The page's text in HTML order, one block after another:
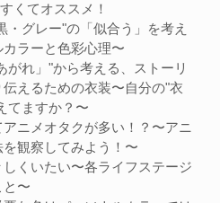
くてオススメ！
・グレー"の「似合う」を考え
ラーと色彩心理〜
がれ」"から考える、ストーリ
えるための衣装〜自分の"衣
てますか？〜
ニメオタクが多い！？〜アニ
を観察してみよう！〜
くいたい〜各ライフステージ
と〜